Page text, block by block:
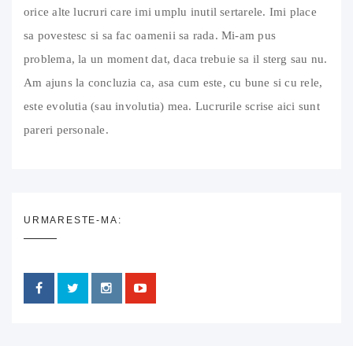
orice alte lucruri care imi umplu inutil sertarele. Imi place
sa povestesc si sa fac oamenii sa rada. Mi-am pus
problema, la un moment dat, daca trebuie sa il sterg sau nu.
Am ajuns la concluzia ca, asa cum este, cu bune si cu rele,
este evolutia (sau involutia) mea. Lucrurile scrise aici sunt
pareri personale.
URMARESTE-MA: